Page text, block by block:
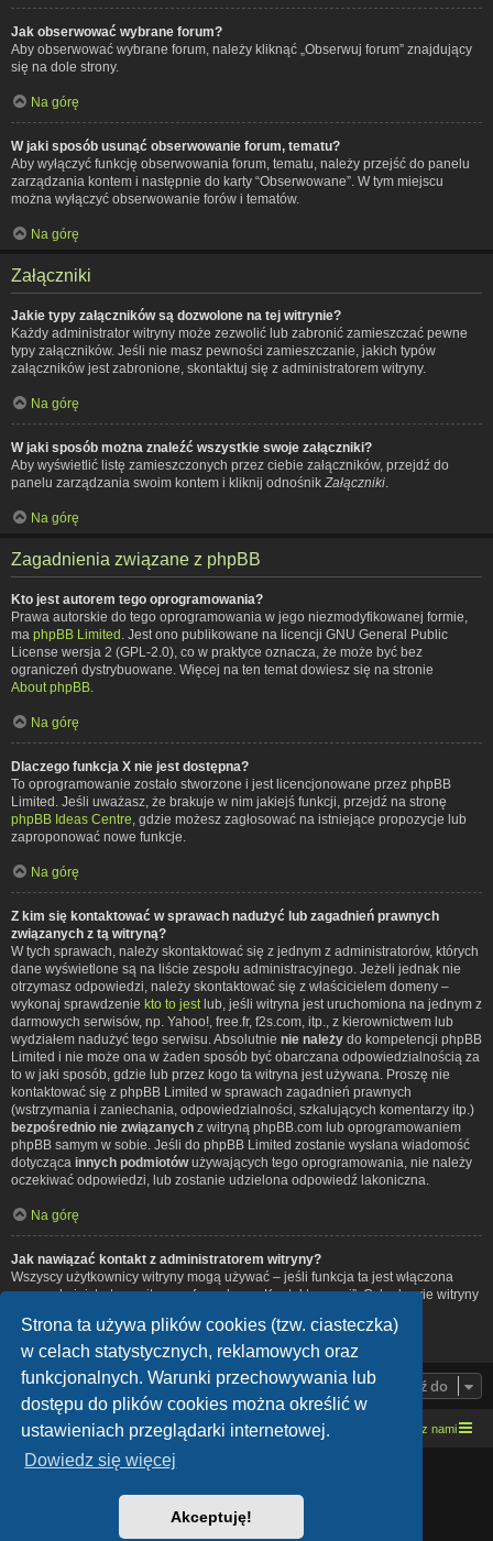
Strona ta używa plików cookies (tzw. ciasteczka)
w celach statystycznych, reklamowych oraz
funkcjonalnych. Warunki przechowywania lub
dostępu do plików cookies można określić w
ustawieniach przeglądarki internetowej.
Dowiedz się więcej
Akceptuję!
Jak obserwować wybrane forum?
Aby obserwować wybrane forum, należy kliknąć „Obserwuj forum” znajdujący
się na dole strony.
Na górę
W jaki sposób usunąć obserwowanie forum, tematu?
Aby wyłączyć funkcję obserwowania forum, tematu, należy przejść do panelu
zarządzania kontem i następnie do karty “Obserwowane”. W tym miejscu
można wyłączyć obserwowanie forów i tematów.
Na górę
Załączniki
Jakie typy załączników są dozwolone na tej witrynie?
Każdy administrator witryny może zezwolić lub zabronić zamieszczać pewne
typy załączników. Jeśli nie masz pewności zamieszczanie, jakich typów
załączników jest zabronione, skontaktuj się z administratorem witryny.
Na górę
W jaki sposób można znaleźć wszystkie swoje załączniki?
Aby wyświetlić listę zamieszczonych przez ciebie załączników, przejdź do
panelu zarządzania swoim kontem i kliknij odnośnik Załączniki
Na górę
Zagadnienia związane z phpBB
Kto jest autorem tego oprogramowania?
Prawa autorskie do tego oprogramowania w jego niezmodyfikowanej formie,
ma phpBB Limited . Jest ono publikowane na licencji GNU General Public
License wersja 2 (GPL-2.0), co w praktyce oznacza, że może być bez
ograniczeń dystrybuowane. Więcej na ten temat dowiesz się na stronie
About phpBB
Na górę
Dlaczego funkcja X nie jest dostępna?
To oprogramowanie zostało stworzone i jest licencjonowane przez phpBB
Limited. Jeśli uważasz, że brakuje w nim jakiejś funkcji, przejdź na stronę
phpBB Ideas Centre , gdzie możesz zagłosować na istniejące propozycje lub
zaproponować nowe funkcje.
Na górę
Z kim się kontaktować w sprawach nadużyć lub zagadnień prawnych
związanych z tą witryną?
W tych sprawach, należy skontaktować się z jednym z administratorów, których
dane wyświetlone są na liście zespołu administracyjnego. Jeżeli jednak nie
otrzymasz odpowiedzi, należy skontaktować się z właścicielem domeny –
wykonaj sprawdzenie kto to jest lub, jeśli witryna jest uruchomiona na jednym z
darmowych serwisów, np. Yahoo!, free.fr, f2s.com, itp., z kierownictwem lub
wydziałem nadużyć tego serwisu. Absolutnie nie należy do kompetencji phpBB
Limited i nie może ona w żaden sposób być obarczana odpowiedzialnością za
to w jaki sposób, gdzie lub przez kogo ta witryna jest używana. Proszę nie
kontaktować się z phpBB Limited w sprawach zagadnień prawnych
(wstrzymania i zaniechania, odpowiedzialności, szkalujących komentarzy itp.)
bezpośrednio nie związanych z witryną phpBB.com lub oprogramowaniem
phpBB samym w sobie. Jeśli do phpBB Limited zostanie wysłana wiadomość
dotycząca innych podmiotówużywających tego oprogramowania, nie należy
oczekiwać odpowiedzi, lub zostanie udzielona odpowiedź lakoniczna.
Na górę
Jak nawiązać kontakt z administratorem witryny?
Wszyscy użytkownicy witryny mogą używać – jeśli funkcja ta jest włączona
przez administratora witryny – formularza „Kontakt z nami”. Członkowie witryny
Na górę
Przejdź do
Strona domowa Kresowe forum motocyklowe Kontakt z nami
Technologię dostarczaphpBB® Forum Software © phpBB Limited
Polski pakiet językowy dostarcza